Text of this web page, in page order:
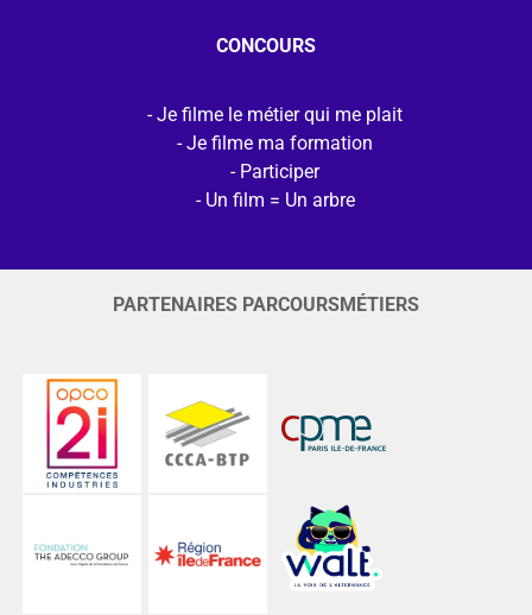
CONCOURS
Je filme le métier qui me plait
Je filme ma formation
Participer
Un film = Un arbre
PARTENAIRES PARCOURSMÉTIERS